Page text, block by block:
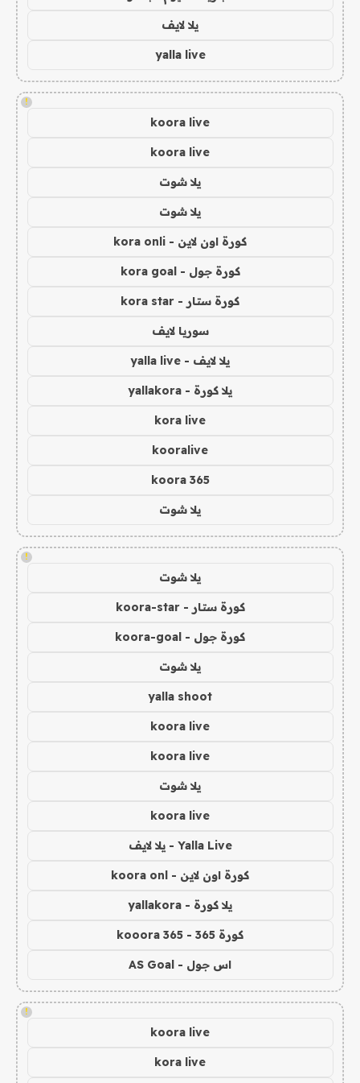
يلا لايف
yalla live
!
koora live
koora live
يلا شوت
يلا شوت
كورة اون لاين - kora onli
كورة جول - kora goal
كورة ستار - kora star
سوريا لايف
يلا لايف - yalla live
يلا كورة - yallakora
kora live
kooralive
koora 365
يلا شوت
!
يلا شوت
كورة ستار - koora-star
كورة جول - koora-goal
يلا شوت
yalla shoot
koora live
koora live
يلا شوت
koora live
Yalla Live - يلا لايف
كورة اون لاين - koora onl
يلا كورة - yallakora
كورة 365 - kooora 365
اس جول - AS Goal
!
koora live
kora live